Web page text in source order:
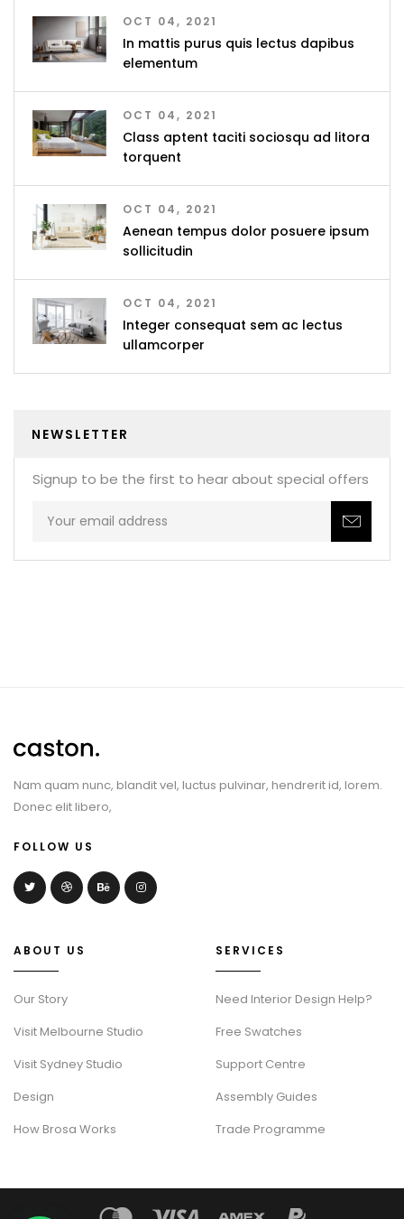
In mattis purus quis lectus dapibus
elementum
OCT 04, 2021
Class aptent taciti sociosqu ad litora
torquent
OCT 04, 2021
Aenean tempus dolor posuere ipsum
sollicitudin
OCT 04, 2021
Integer consequat sem ac lectus
ullamcorper
OCT 04, 2021
NEWSLETTER
Signup to be the first to hear about special offers
Nam quam nunc, blandit vel, luctus pulvinar, hendrerit id, lorem.
Donec elit libero,
FOLLOW US
ABOUT US
Our Story
Visit Melbourne Studio
Visit Sydney Studio
Design
How Brosa Works
SERVICES
Need Interior Design Help?
Free Swatches
Support Centre
Assembly Guides
Trade Programme